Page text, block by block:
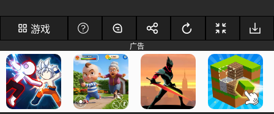
游戏
广告